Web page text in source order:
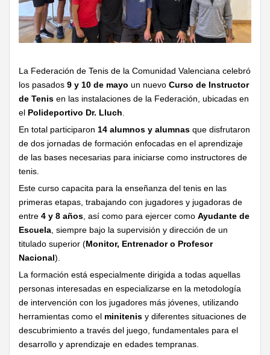
La Federación de Tenis de la Comunidad Valenciana celebró
los pasados 9 y 10 de mayo un nuevo Curso de Instructor
de Tenis en las instalaciones de la Federación, ubicadas en
el Polideportivo Dr. Lluch
En total participaron 14 alumnos y alumnas que disfrutaron
de dos jornadas de formación enfocadas en el aprendizaje
de las bases necesarias para iniciarse como instructores de
tenis.
Este curso capacita para la enseñanza del tenis en las
primeras etapas, trabajando con jugadores y jugadoras de
entre 4 y 8 años , así como para ejercer como Ayudante de
Escuela , siempre bajo la supervisión y dirección de un
titulado superior (Monitor, Entrenador o Profesor
Nacional).
La formación está especialmente dirigida a todas aquellas
personas interesadas en especializarse en la metodología
de intervención con los jugadores más jóvenes, utilizando
herramientas como el minitenis y diferentes situaciones de
descubrimiento a través del juego, fundamentales para el
desarrollo y aprendizaje en edades tempranas.